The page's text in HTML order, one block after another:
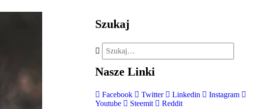
Szukaj
Nasze Linki
Facebook Twitter Linkedin
Instagram
Youtube
Steemit Reddit